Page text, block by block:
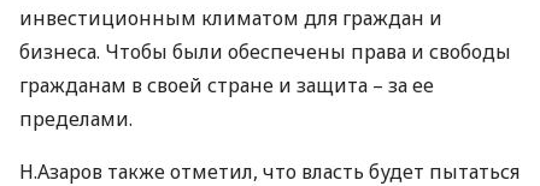
инвестиционным климатом для граждан и
бизнеса. Чтобы были обеспечены права и свободы
гражданам в своей стране и защита – за ее
пределами.
Н.Азаров также отметил, что власть будет пытаться